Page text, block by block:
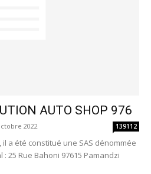
AUTO SHOP 976
2022 139112
il a été constitué une SAS dénommée
: 25 Rue Bahoni 97615 Pamandzi